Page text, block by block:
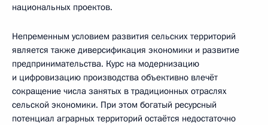
национальных проектов.
Непременным условием развития сельских территорий
является также диверсификация экономики и развитие
предпринимательства. Курс на модернизацию
и цифровизацию производства объективно влечёт
сокращение числа занятых в традиционных отраслях
сельской экономики. При этом богатый ресурсный
потенциал аграрных территорий остаётся недостаточно